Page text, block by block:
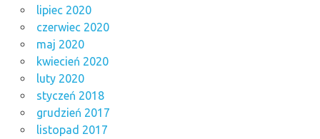
lipiec 2020
czerwiec 2020
maj 2020
kwiecień 2020
luty 2020
styczeń 2018
grudzień 2017
listopad 2017